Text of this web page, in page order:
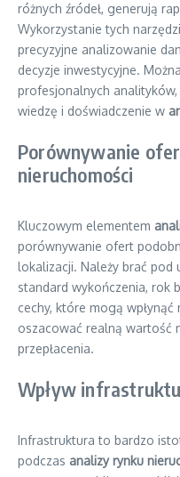
różnych źródeł, generują
Wykorzystanie tych
precyzyjne analizowanie
decyzje inwestycyjne.
profesjonalnych
wiedzę i doświadczenie w
Porównywanie
nieruchomości
Kluczowym elementem
porównywanie ofert
lokalizacji. Należy brać pod
standard wykończenia, rok
cechy, które mogą
oszacować realną wartość
przepłacenia.
Wpływ
Infrastruktura to bardzo
podczas analizy rynku